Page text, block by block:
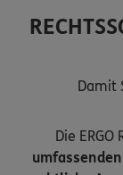
Damit
Die